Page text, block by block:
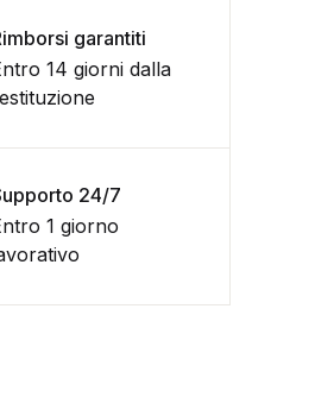
garantiti
14 giorni dalla
24/7
1 giorno